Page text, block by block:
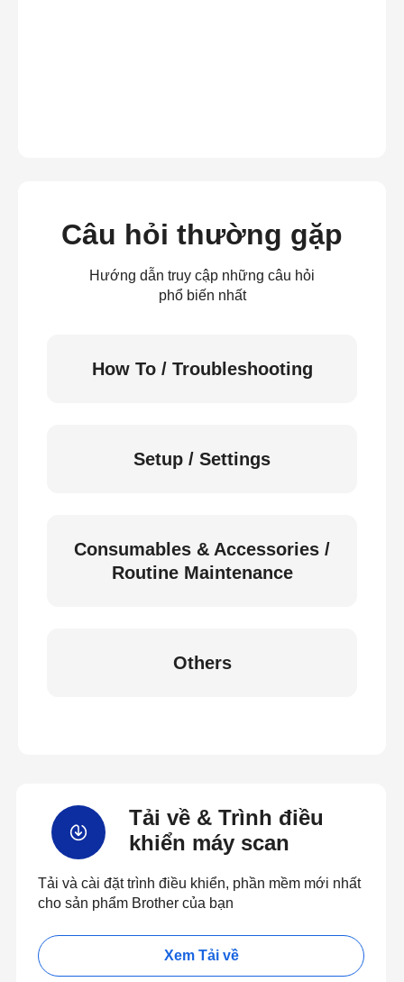
Câu hỏi thường gặp
Hướng dẫn truy cập những câu hỏi
phổ biến nhất
How To / Troubleshooting
Setup / Settings
Consumables & Accessories /
Routine Maintenance
Others
Tải về & Trình điều
khiển máy scan
Tải và cài đặt trình điều khiển, phần mềm mới nhất
cho sản phẩm Brother của bạn
Xem Tải về